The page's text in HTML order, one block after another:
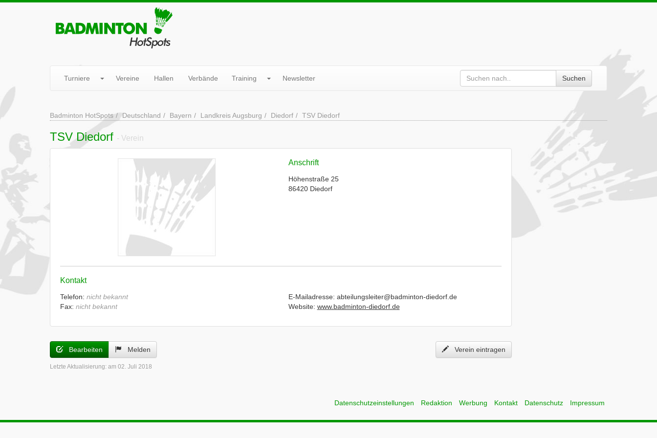
Turniere Vereine Hallen Verbände Training Newsletter Suchen
Badminton HotSpots Deutschland Bayern Landkreis Augsburg Diedorf TSV Diedorf
TSV Diedorf - Verein
Anschrift
Höhenstraße 25
86420 Diedorf
Kontakt
Telefon: nicht bekannt
Fax: nicht bekannt
E-Mailadresse: abteilungsleiter@badminton-diedorf.de
Website: www.badminton-diedorf.de
Bearbeiten Melden Verein eintragen
Letzte Aktualisierung: am 02. Juli 2018
Datenschutzeinstellungen Redaktion Werbung Kontakt Datenschutz Impressum